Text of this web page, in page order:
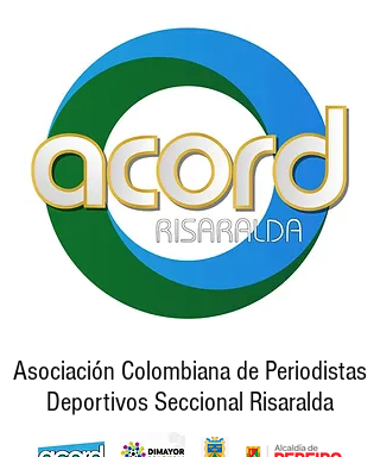
Asociación Colombiana de Periodistas
Deportivos Seccional Risaralda